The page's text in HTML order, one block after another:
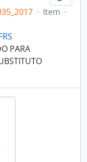
· Item ·
PARA